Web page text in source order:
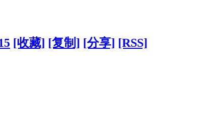
[收藏] [复制] [分享] [RSS]